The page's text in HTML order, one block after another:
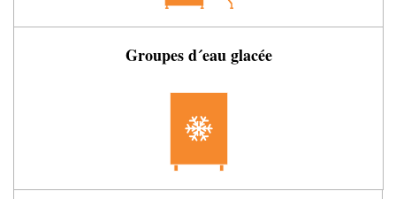
Groupes d´eau glacée